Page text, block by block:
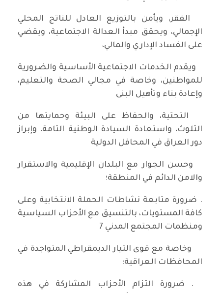
الفقر، ويأمن بالتوزيع العادل للناتج المحلي
الإجمالي، ويحقق مبدأ العدالة الاجتماعية، ويقضي
على الفساد الإداري والمالي،
ويقدم الخدمات الاجتماعية الأساسية والضرورية
للمواطنين، وخاصة في مجالي الصحة والتعليم،
وإعادة بناء وتأهيل البنى
التحتية، والحفاظ على البيئة وحمايتها من
التلوث، واستعادة السيادة الوطنية التامة، وإبراز
دور العراق في المحافل الدولية
وحسن الجوار مع البلدان الإقليمية والاستقرار
والامن الدائم في المنطقة؛
. ضرورة متابعة نشاطات الحملة الانتخابية وعلى
كافة المستويات، بالتنسيق مع الأحزاب السياسية
ومنظمات المجتمع المدني 7
وخاصة مع قوى التيار الديمقراطي المتواجدة في
المحافظات العراقية؛
. ضرورة التزام الأحزاب المشاركة في هذه